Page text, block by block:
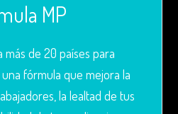
MP
más de 20 países para
fórmula que mejora la
la lealtad de tus